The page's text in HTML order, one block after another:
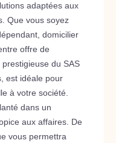
adaptées aux
Que vous soyez
domicilier
offre de
du SAS
est idéale pour
à votre société.
dans un
aux affaires. De
vous permettra